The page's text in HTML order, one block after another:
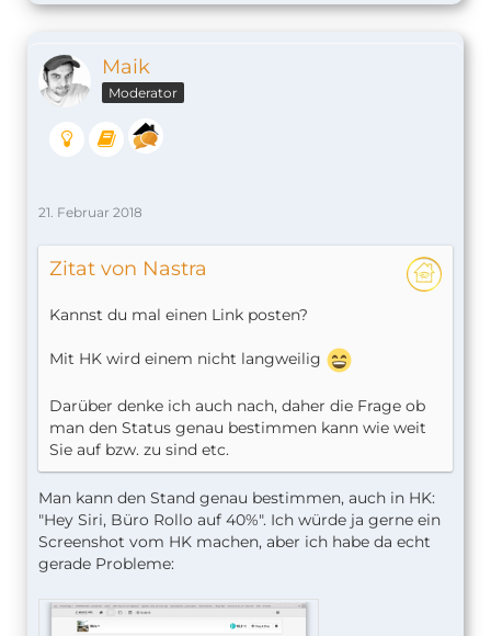
Maik
Moderator
21. Februar 2018
Zitat von Nastra
Kannst du mal einen Link posten?
Mit HK wird einem nicht langweilig
Darüber denke ich auch nach, daher die Frage ob
man den Status genau bestimmen kann wie weit
Sie auf bzw. zu sind etc.
Man kann den Stand genau bestimmen, auch in HK:
"Hey Siri, Büro Rollo auf 40%". Ich würde ja gerne ein
Screenshot vom HK machen, aber ich habe da echt
gerade Probleme: